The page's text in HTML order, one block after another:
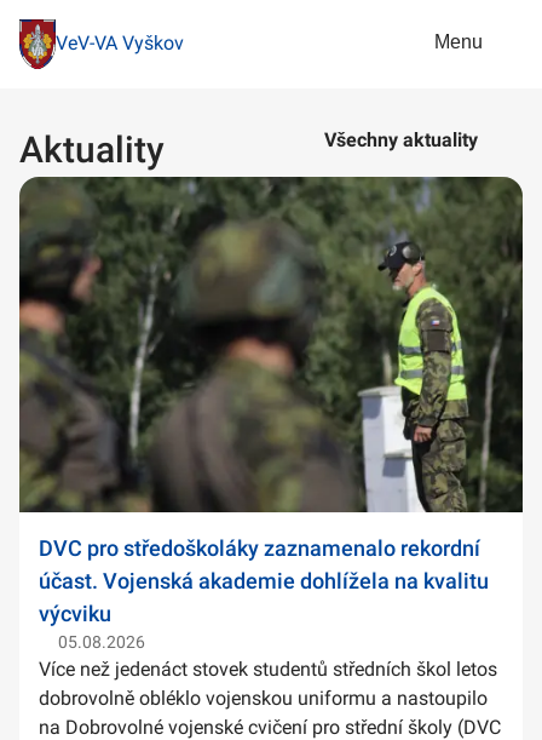
VeV-VA Vyškov Menu
Aktuality Všechny aktuality
DVC pro středoškoláky zaznamenalo rekordní
účast. Vojenská akademie dohlížela na kvalitu
výcviku
05.08.2026
Více než jedenáct stovek studentů středních škol letos
dobrovolně obléklo vojenskou uniformu a nastoupilo
na Dobrovolné vojenské cvičení pro střední školy (DVC